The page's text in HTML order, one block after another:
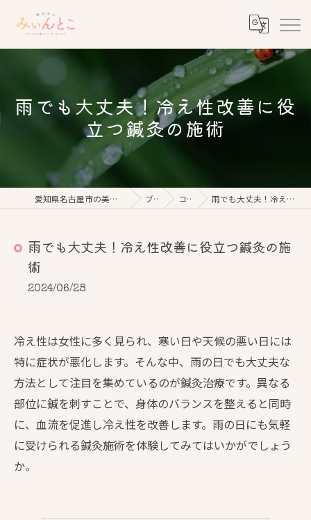
雨でも大丈夫！冷え性改善に役
立つ鍼灸の施術
愛知県名古屋市の美容鍼なら鍼灸美心みぃんとこ ブログ コラム 雨でも大丈夫！冷え性改善に役立つ鍼灸の施術
雨でも大丈夫！冷え性改善に役立つ鍼灸の施
術
2024/06/28
冷え性は女性に多く見られ、寒い日や天候の悪い日には
特に症状が悪化します。そんな中、雨の日でも大丈夫な
方法として注目を集めているのが鍼灸治療です。異なる
部位に鍼を刺すことで、身体のバランスを整えると同時
に、血流を促進し冷え性を改善します。雨の日にも気軽
に受けられる鍼灸施術を体験してみてはいかがでしょう
か。